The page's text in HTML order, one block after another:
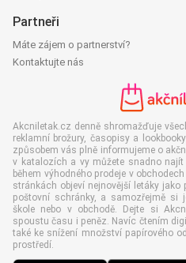
Partneři
Máte zájem o partnerství?
Kontaktujte nás
Akcniletak.cz denně shromažďuje
reklamní brožury, časopisy a
způsobem vás plně informujeme o
v katalozích a vy můžete snadno
během výhodného prodeje v
stránkách objeví nejnovější letáky
poštovní schránky, a samozřejmě si
škole nebo v obchodě. Dejte si
spoustu času i peněz. Navíc čtením
také ke snížení množství papírového
prostředí.